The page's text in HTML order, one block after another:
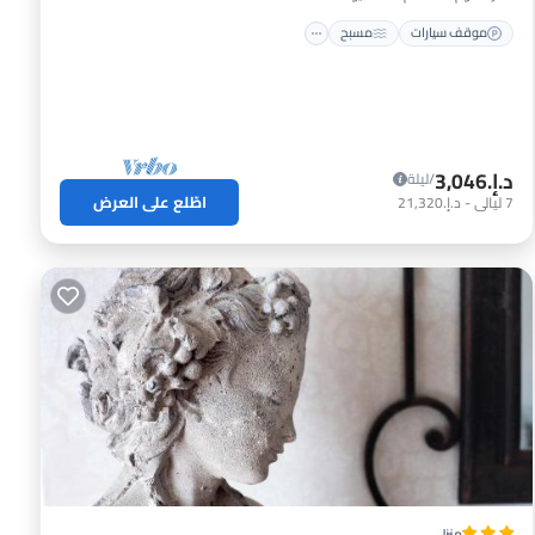
موقف سيارات
مسبح
د.إ.‏3,046
/ليلة
7ليالي- د.إ.‏21,320 اطّلع على العرض